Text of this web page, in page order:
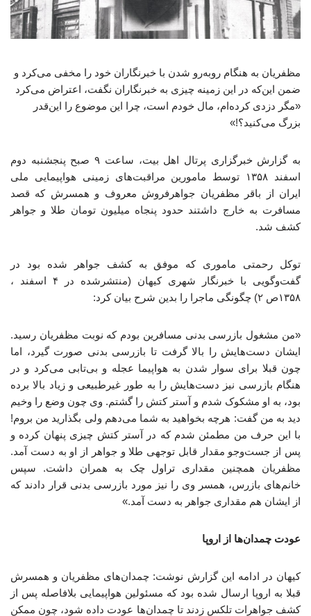
مظفریان به هنگام روبه‌رو شدن با خبرنگاران خود را مخفی می‌کرد و
ضمن این‌که در این زمینه چیزی به خبرنگاران نگفت، اعتراض می‌کرد
«مگر دزدی کرده‌ام، مال خودم است، چرا این موضوع را این‌قدر
بزرگ می‌کنید؟!»
به گزارش خبرگزاری پرتال اهل بیت، ساعت ۹ صبح پنجشنبه دوم
اسفند ۱۳۵۸ توسط مامورین مراقبت‌های زمینی هواپیمایی ملی
ایران از باقر مظفریان جواهرفروش معروف و همسرش که قصد
مسافرت به خارج داشتند حدود پنجاه میلیون تومان طلا و جواهر
کشف شد.
توکل رحمتی ماموری که موفق به کشف جواهر شده بود در
گفت‌وگویی با خبرنگار شهری کیهان (منتشرشده در ۴ اسفند ،
۱۳۵۸ص ۲) چگونگی ماجرا را بدین شرح بیان کرد:
«من مشغول بازرسی بدنی مسافرین بودم که نوبت مظفریان رسید.
ایشان دست‌هایش را بالا گرفت تا بازرسی بدنی صورت گیرد، اما
چون قبلا برای سوار شدن به هواپیما عجله و بی‌تابی می‌کرد و در
هنگام بازرسی نیز دست‌هایش را به طور غیرطبیعی و زیاد بالا برده
بود، به او مشکوک شدم و آستر کتش را گشتم. وی چون وضع را وخیم
دید به من گفت: هرچه بخواهید به شما می‌دهم ولی بگذارید من بروم!
با این حرف من مطمئن شدم که در آستر کتش چیزی پنهان کرده و
پس از جست‌وجو مقدار قابل توجهی طلا و جواهر از او به دست آمد.
مظفریان همچنین مقداری تراول چک به همران داشت. سپس
خانم‌های بازرس، همسر وی را نیز مورد بازرسی بدنی قرار دادند که
از ایشان هم مقداری جواهر به دست آمد.»
عودت چمدان‌ها از اروپا
کیهان در ادامه این گزارش نوشت: چمدان‌های مظفریان و همسرش
قبلا به اروپا ارسال شده بود که مسئولین هواپیمایی بلافاصله پس از
کشف جواهرات تلکس زدند تا چمدان‌ها عودت داده شود، چون ممکن